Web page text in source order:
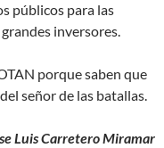
públicos para las
inversores.
porque saben que
señor de las batallas.
Luis Carretero Miramar